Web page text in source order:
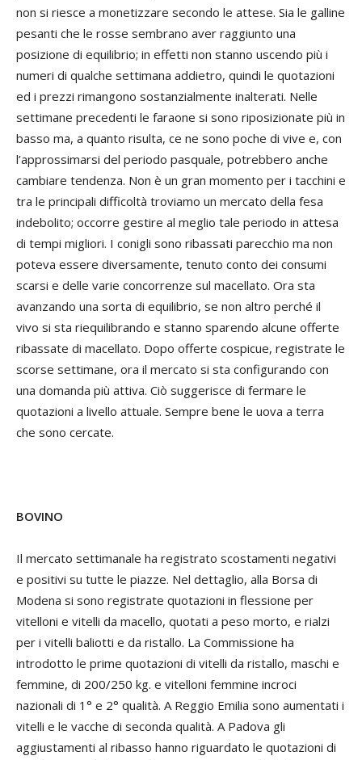
non si riesce a monetizzare secondo le attese. Sia le galline
pesanti che le rosse sembrano aver raggiunto una
posizione di equilibrio; in effetti non stanno uscendo più i
numeri di qualche settimana addietro, quindi le quotazioni
ed i prezzi rimangono sostanzialmente inalterati. Nelle
settimane precedenti le faraone si sono riposizionate più in
basso ma, a quanto risulta, ce ne sono poche di vive e, con
l’approssimarsi del periodo pasquale, potrebbero anche
cambiare tendenza. Non è un gran momento per i tacchini e
tra le principali difficoltà troviamo un mercato della fesa
indebolito; occorre gestire al meglio tale periodo in attesa
di tempi migliori. I conigli sono ribassati parecchio ma non
poteva essere diversamente, tenuto conto dei consumi
scarsi e delle varie concorrenze sul macellato. Ora sta
avanzando una sorta di equilibrio, se non altro perché il
vivo si sta riequilibrando e stanno sparendo alcune offerte
ribassate di macellato. Dopo offerte cospicue, registrate le
scorse settimane, ora il mercato si sta configurando con
una domanda più attiva. Ciò suggerisce di fermare le
quotazioni a livello attuale. Sempre bene le uova a terra
che sono cercate.
BOVINO
Il mercato settimanale ha registrato scostamenti negativi
e positivi su tutte le piazze. Nel dettaglio, alla Borsa di
Modena si sono registrate quotazioni in flessione per
vitelloni e vitelli da macello, quotati a peso morto, e rialzi
per i vitelli baliotti e da ristallo. La Commissione ha
introdotto le prime quotazioni di vitelli da ristallo, maschi e
femmine, di 200/250 kg. e vitelloni femmine incroci
nazionali di 1° e 2° qualità. A Reggio Emilia sono aumentati i
vitelli e le vacche di seconda qualità. A Padova gli
aggiustamenti al ribasso hanno riguardato le quotazioni di